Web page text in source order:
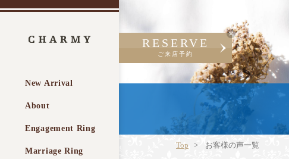
New Arrival
About
Engagement Ring
Marriage Ring
RESERVE
ご来店予約
Top お客様の声一覧